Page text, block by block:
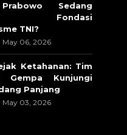
Sedang
Fondasi
TNI?
May 06, 2026
Ketahanan: Tim
Gempa Kunjungi
Panjang
May 03, 2026